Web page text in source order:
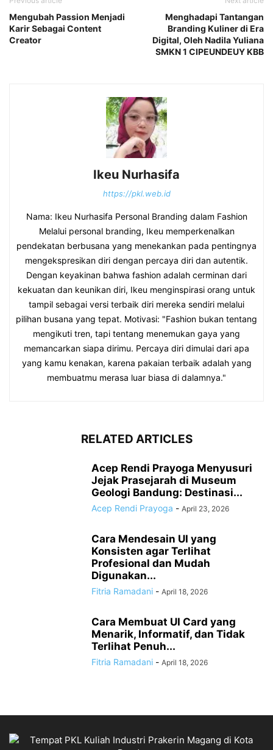
Mengubah Passion Menjadi
Karir Sebagai Content
Creator
Menghadapi Tantangan
Branding Kuliner di Era
Digital, Oleh Nadila Yuliana
SMKN 1 CIPEUNDEUY KBB
Ikeu Nurhasifa
https://pkl.web.id
Nama: Ikeu Nurhasifa Personal Branding dalam Fashion
Melalui personal branding, Ikeu memperkenalkan
pendekatan berbusana yang menekankan pada pentingnya
mengekspresikan diri dengan percaya diri dan autentik.
Dengan keyakinan bahwa fashion adalah cerminan dari
kekuatan dan keunikan diri, Ikeu menginspirasi orang untuk
tampil sebagai versi terbaik diri mereka sendiri melalui
pilihan busana yang tepat. Motivasi: "Fashion bukan tentang
mengikuti tren, tapi tentang menemukan gaya yang
memancarkan siapa dirimu. Percaya diri dimulai dari apa
yang kamu kenakan, karena pakaian terbaik adalah yang
membuatmu merasa luar biasa di dalamnya."
RELATED ARTICLES
Acep Rendi Prayoga Menyusuri
Jejak Prasejarah di Museum
Geologi Bandung: Destinasi...
Acep Rendi Prayoga - April 23, 2026
Cara Mendesain UI yang
Konsisten agar Terlihat
Profesional dan Mudah
Digunakan...
Fitria Ramadani - April 18, 2026
Cara Membuat UI Card yang
Menarik, Informatif, dan Tidak
Terlihat Penuh...
Fitria Ramadani - April 18, 2026